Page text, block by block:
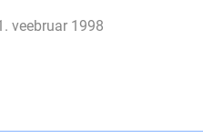
veebruar 1998